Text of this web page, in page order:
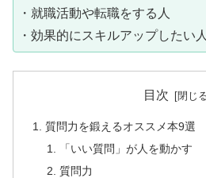
・就職活動や転職をする人
・効果的にスキルアップしたい人
目次
質問力を鍛えるオススメ本9選
「いい質問」が人を動かす
質問力